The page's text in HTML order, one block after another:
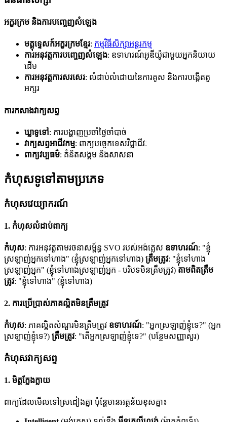
អក្ខរក្រម និងការបញ្ចេញសំឡេង
មគ្គុទ្ទេសក៍អក្ខរក្រមខ្មែរ: កម្មវិធីសិក្សាអន្តរកម្ម
ការអនុវត្តការបញ្ចេញសំឡេង: ឧទាហរណ៍អូឌីយ៉ូជាមួយអ្នកនិយាយ
ដើម
ការអនុវត្តការសរសេរ: លំដាប់លំដោយនៃការគូស និងការបង្កើតតួ
អក្សរ
ការកសាងវាក្យសព្ទ
ឃ្លាទូទៅ: ការបង្ហាញប្រចាំថ្ងៃចាំបាច់
វាក្យសព្ទអាជីវកម្ម: ពាក្យបច្ចេកទេសវិជ្ជាជីវៈ
ពាក្យវប្បធម៌: គំនិតសង្គម និងសាសនា
កំហុសទូទៅតាមប្រភេទ
កំហុសវេយ្យាករណ៍
1. កំហុសលំដាប់ពាក្យ
កំហុស: ការអនុវត្តតាមរចនាសម្ព័ន្ធ SVO របស់អង់គ្លេស ឧទាហរណ៍: "ខ្ញុំ
ស្រឡាញ់អ្នកទៅហាង" (ខ្ញុំស្រឡាញ់អ្នកទៅហាង) ត្រឹមត្រូវ: "ខ្ញុំទៅហាង
ស្រឡាញ់អ្នក" (ខ្ញុំទៅហាងស្រឡាញ់អ្នក - បរិបទមិនត្រឹមត្រូវ) តាមពិតត្រឹម
ត្រូវ: "ខ្ញុំទៅហាង" (ខ្ញុំទៅហាង)
2. ការប្រើប្រាស់ភាគល្អិតមិនត្រឹមត្រូវ
កំហុស: ភាគល្អិតសំណួរមិនត្រឹមត្រូវ ឧទាហរណ៍: "អ្នកស្រឡាញ់ខ្ញុំទេ?" (អ្នក
ស្រឡាញ់ខ្ញុំទេ?) ត្រឹមត្រូវ: "តើអ្នកស្រឡាញ់ខ្ញុំទេ?" (បន្ថែមសញ្ញាសួរ)
កំហុសវាក្យសព្ទ
1. មិត្តក្លែងក្លាយ
ពាក្យដែលមើលទៅស្រដៀងគ្នា ប៉ុន្តែមានអត្ថន័យខុសគ្នា៖